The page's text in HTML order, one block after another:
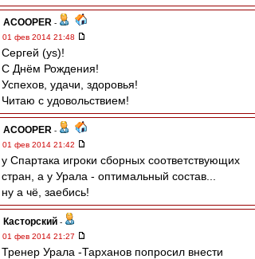
ACOOPER -
01 фев 2014 21:48
Сергей (ys)!
С Днём Рождения!
Успехов, удачи, здоровья!
Читаю с удовольствием!
ACOOPER -
01 фев 2014 21:42
у Спартака игроки сборных соответствующих
стран, а у Урала - оптимальный состав...
ну а чё, заебись!
Касторский -
01 фев 2014 21:27
Тренер Урала -Тарханов попросил внести